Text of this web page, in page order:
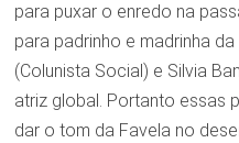
para puxar o enredo na
para padrinho e madrinha
(Colunista Social) e Silvia
atriz global. Portanto essas
dar o tom da Favela no